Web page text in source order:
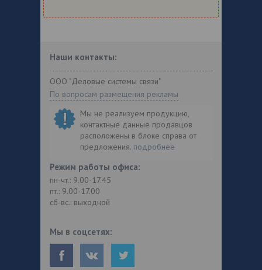
Наши контакты:
ООО "Деловые системы связи"
По вопросам размещения рекламы
Мы не реализуем продукцию,
контактные данные продавцов
расположены в блоке справа от
предложения. подробнее
Режим работы офиса:
пн-чт.: 9.00-17.45
пт.: 9.00-17.00
сб-вс.: выходной
Мы в соцсетях: